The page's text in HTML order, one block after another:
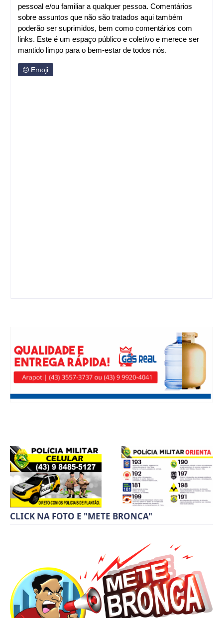
pessoal e/ou familiar a qualquer pessoa. Comentários
sobre assuntos que não são tratados aqui também
poderão ser suprimidos, bem como comentários com
links. Este é um espaço público e coletivo e merece ser
mantido limpo para o bem-estar de todos nós.
Emoji
CLICK NA FOTO E "METE BRONCA"